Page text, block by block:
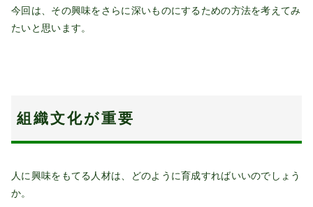
今回は、その興味をさらに深いものにするための方法を考えてみ
たいと思います。
組織文化が重要
人に興味をもてる人材は、どのように育成すればいいのでしょう
か。